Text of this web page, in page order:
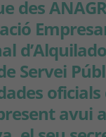
des
Servei
oficials
avui a